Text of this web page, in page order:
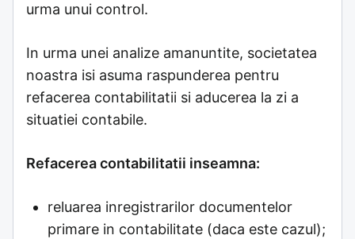
urma unui control.
In urma unei analize amanuntite, societatea
noastra isi asuma raspunderea pentru
refacerea contabilitatii si aducerea la zi a
situatiei contabile.
Refacerea contabilitatii inseamna:
reluarea inregistrarilor documentelor
primare in contabilitate (daca este cazul);